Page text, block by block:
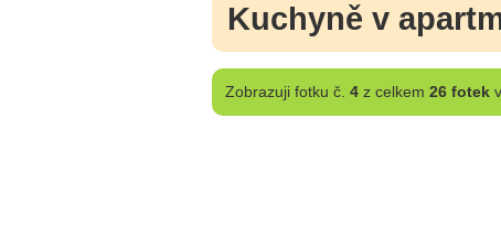
Kuchyně v
Zobrazujifotku č. 4z celkem 26 fotekv